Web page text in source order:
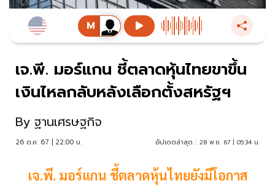
เจ.พี. มอร์แกน ชี้ตลาดหุ้นไทยขาขึ้น
เงินไหลกลับหลังเลือกตั้งสหรัฐฯ
By ฐานเศรษฐกิจ
26 ต.ค. 67 | 22:00 น. อัปเดตล่าสุด : 28 พ.ย. 67 | 05:34 น.
เจ.พี. มอร์แกน ชี้ตลาดหุ้นไทยยังมีโอกาส